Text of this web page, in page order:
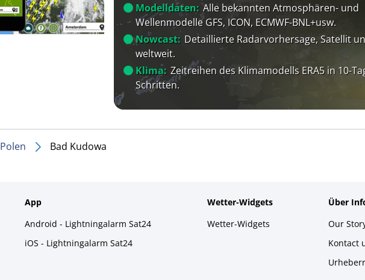
Modelldaten: Alle bekannten Atmosphären- und
Wellenmodelle GFS, ICON, ECMWF-BNL+usw.
Nowcast: Detaillierte Radarvorhersage, Satellit
weltweit.
Klima: Zeitreihen des Klimamodells ERA5 in 10-
Schritten.
Polen Bad Kudowa
App
Android - Lightningalarm Sat24
iOS - Lightningalarm Sat24
Wetter-Widgets
Wetter-Widgets
Über
Our
Kontact